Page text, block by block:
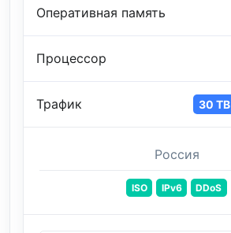
Оперативная память
Процессор
Трафик 30 TB
Россия
ISO IPv6 DDoS